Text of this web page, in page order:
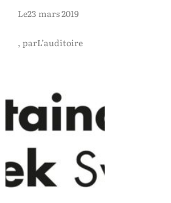
Le23 mars 2019
, parL’auditoire